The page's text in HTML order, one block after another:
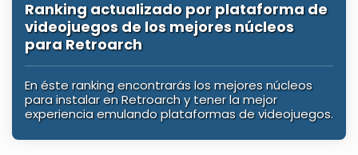
Ranking actualizado por plataforma de
videojuegos de los mejores núcleos
para Retroarch
En éste ranking encontrarás los mejores núcleos
para instalar en Retroarch y tener la mejor
experiencia emulando plataformas de videojuegos.